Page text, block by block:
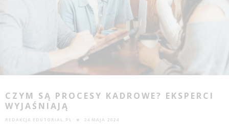
CZYM SĄ PROCESY KADROWE? EKSPERCI
WYJAŚNIAJĄ
REDAKCJA EDUTORIAL.PL 24 MAJA 2024